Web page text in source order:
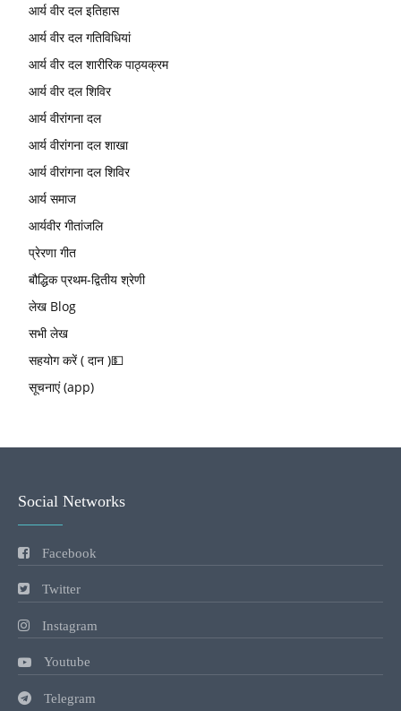
आर्य वीर दल इतिहास
आर्य वीर दल गतिविधियां
आर्य वीर दल शारीरिक पाठ्यक्रम
आर्य वीर दल शिविर
आर्य वीरांगना दल
आर्य वीरांगना दल शाखा
आर्य वीरांगना दल शिविर
आर्य समाज
आर्यवीर गीतांजलि
प्रेरणा गीत
बौद्धिक प्रथम-द्वितीय श्रेणी
लेख Blog
सभी लेख
सहयोग करें ( दान )💵
सूचनाएं (app)
Social Networks
Facebook
Twitter
Instagram
Youtube
Telegram